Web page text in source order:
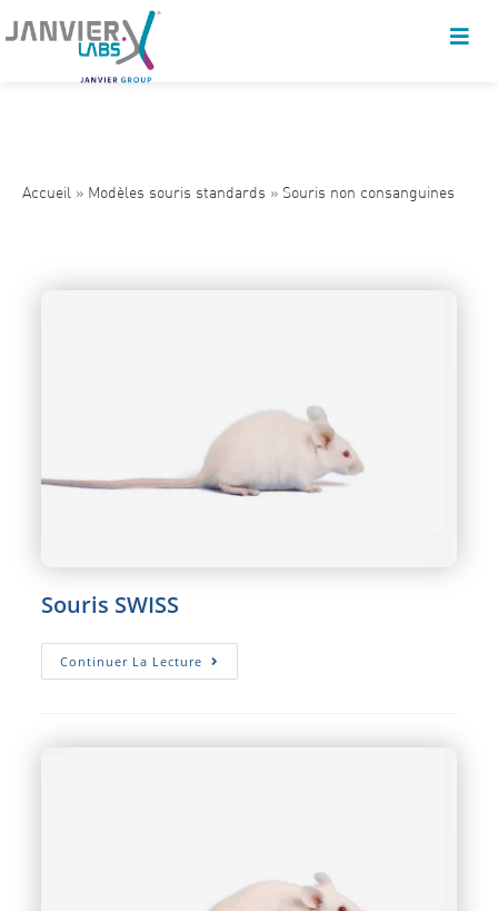
Accueil » Modèles souris standards » Souris non consanguines
Souris SWISS
Continuer La Lecture Souris
SWISS